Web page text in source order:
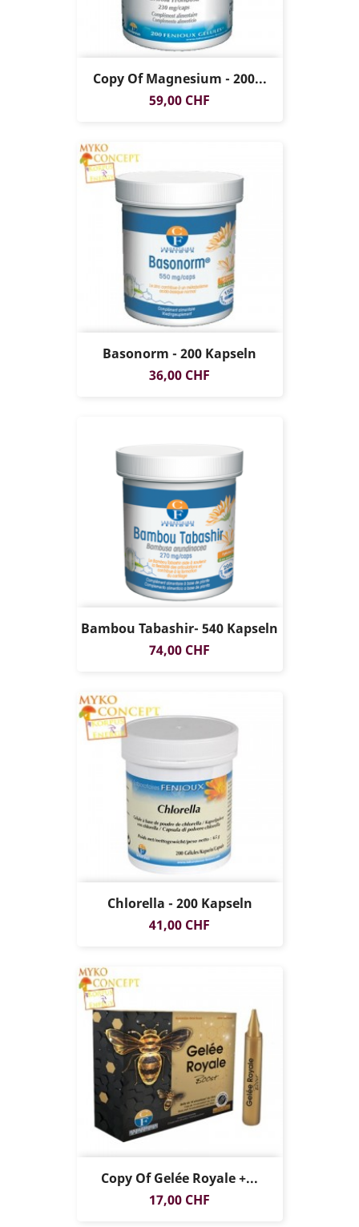
Copy Of Magnesium - 200...
Preis
59,00 CHF
Basonorm - 200 Kapseln
Preis
36,00 CHF
Bambou Tabashir- 540 Kapseln
Preis
74,00 CHF
Chlorella - 200 Kapseln
Preis
41,00 CHF
Copy Of Gelée Royale +...
Preis
17,00 CHF